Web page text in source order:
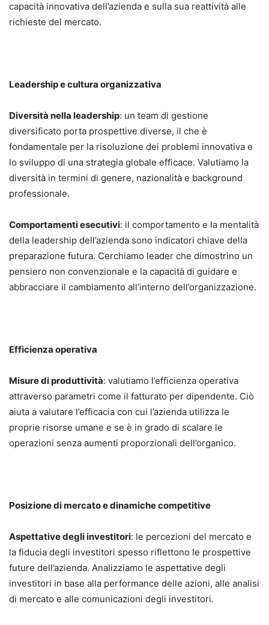
capacità innovativa dell’azienda e sulla sua reattività alle
richieste del mercato.
Leadership e cultura organizzativa
Diversità nella leadership: un team di gestione
diversificato porta prospettive diverse, il che è
fondamentale per la risoluzione dei problemi innovativa e
lo sviluppo di una strategia globale efficace. Valutiamo la
diversità in termini di genere, nazionalità e background
professionale.
Comportamenti esecutivi: il comportamento e la mentalità
della leadership dell’azienda sono indicatori chiave della
preparazione futura. Cerchiamo leader che dimostrino un
pensiero non convenzionale e la capacità di guidare e
abbracciare il cambiamento all’interno dell’organizzazione.
Efficienza operativa
Misure di produttività: valutiamo l’efficienza operativa
attraverso parametri come il fatturato per dipendente. Ciò
aiuta a valutare l’efficacia con cui l’azienda utilizza le
proprie risorse umane e se è in grado di scalare le
operazioni senza aumenti proporzionali dell’organico.
Posizione di mercato e dinamiche competitive
Aspettative degli investitori: le percezioni del mercato e
la fiducia degli investitori spesso riflettono le prospettive
future dell’azienda. Analizziamo le aspettative degli
investitori in base alla performance delle azioni, alle analisi
di mercato e alle comunicazioni degli investitori.